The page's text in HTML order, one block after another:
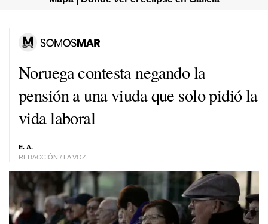
Noruega contesta negando la
pensión a una viuda que solo pidió la
vida laboral
E. A.
REDACCIÓN / LA VOZ